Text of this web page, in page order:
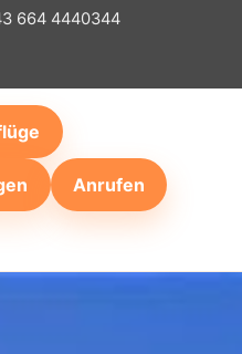
664 4440344
Anrufen